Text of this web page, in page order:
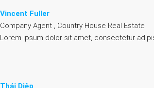
Vincent Fuller
Company Agent , Country House Real Estate
Lorem ipsum dolor sit amet, consectetur
Thái Diệp